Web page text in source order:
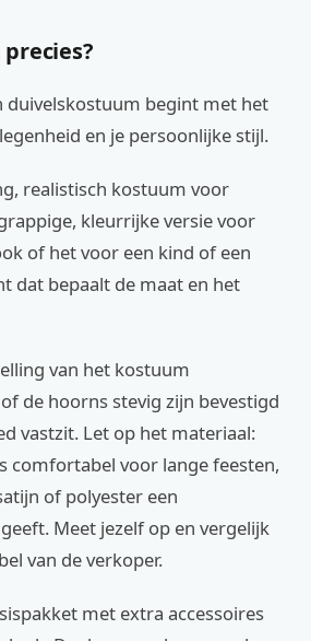
duivelskostuum begint met het
en je persoonlijke stijl.
realistisch kostuum voor
kleurrijke versie voor
of het voor een kind of een
dat bepaalt de maat en het
van het kostuum
de hoorns stevig zijn bevestigd
vastzit. Let op het materiaal:
comfortabel voor lange feesten,
of polyester een
Meet jezelf op en vergelijk
van de verkoper.
met extra accessoires